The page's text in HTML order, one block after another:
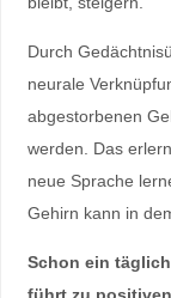
Durch
neurale
abgestorbenen
werden. Das
neue Sprache
Gehirn kann in
Schon ein